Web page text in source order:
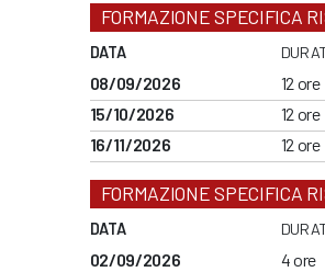
FORMAZIONE SPECIFICA
DATA
08/09/2026 12 ore
15/10/2026 12 ore
16/11/2026 12 ore
FORMAZIONE SPECIFICA
DATA
02/09/2026 4 ore